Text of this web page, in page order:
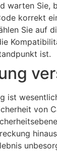
warten
korrekt
Sie auf
ist.
ist
von